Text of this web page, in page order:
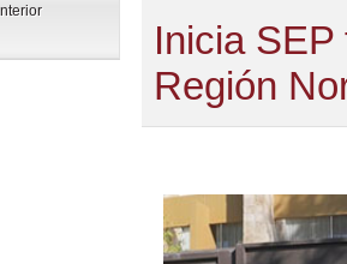
Inicia
Región